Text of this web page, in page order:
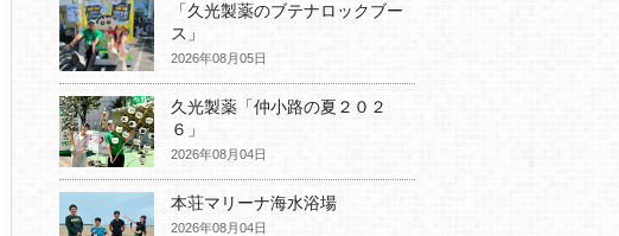
「久光製薬のブテナロックブー
ス」
2026年08月05日
久光製薬「仲小路の夏２０２
６」
2026年08月04日
本荘マリーナ海水浴場
2026年08月04日